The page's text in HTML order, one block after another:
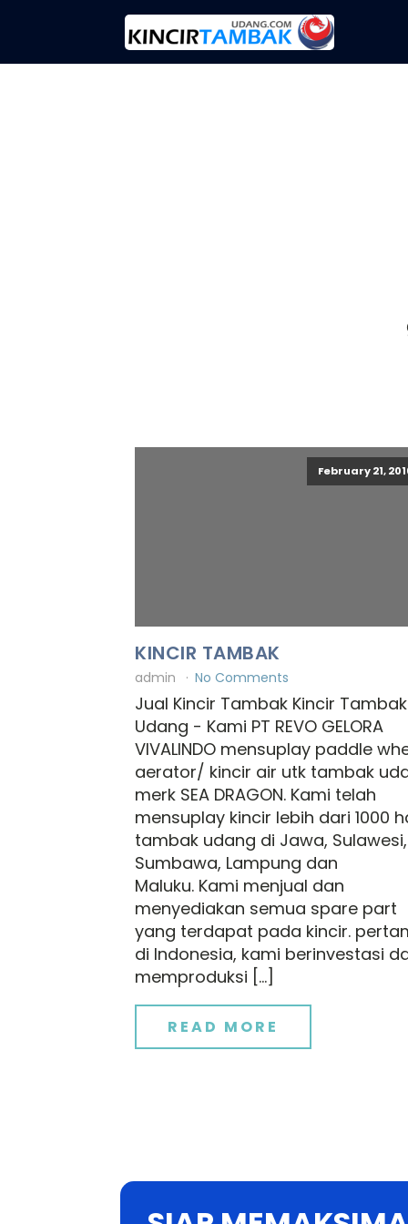
February 21,
KINCIR TAMBAK
admin No Comments
Jual Kincir Tambak Kincir Tambak
Udang - Kami PT REVO GELORA
VIVALINDO mensuplay paddle
aerator/ kincir air utk tambak
merk SEA DRAGON. Kami telah
mensuplay kincir lebih dari 1000
tambak udang di Jawa, Sulawesi,
Sumbawa, Lampung dan
Maluku. Kami menjual dan
menyediakan semua spare part
yang terdapat pada kincir.
di Indonesia, kami berinvestasi
memproduksi […]
READ MORE